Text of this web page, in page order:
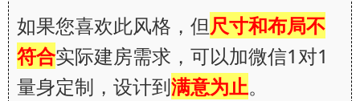
如果您喜欢此风格，但尺寸和布局不
符合实际建房需求，可以加微信1对1
量身定制，设计到满意为止。